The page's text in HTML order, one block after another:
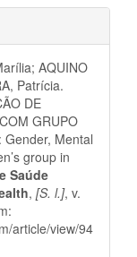
AQUINO
Patrícia.
DE
GRUPO
Gender, Mental
group in
Saúde
, [S. l.], v.
article/view/94